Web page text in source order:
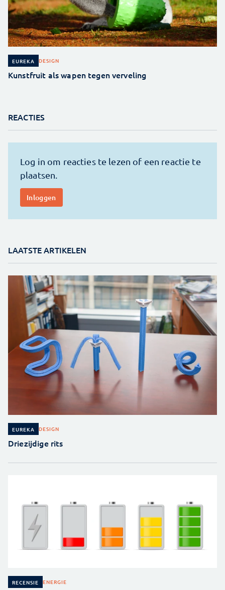
EUREKA DESIGN
Kunstfruit als wapen tegen verveling
REACTIES
LAATSTE ARTIKELEN
EUREKA DESIGN
Driezijdige rits
RECENSIE ENERGIE